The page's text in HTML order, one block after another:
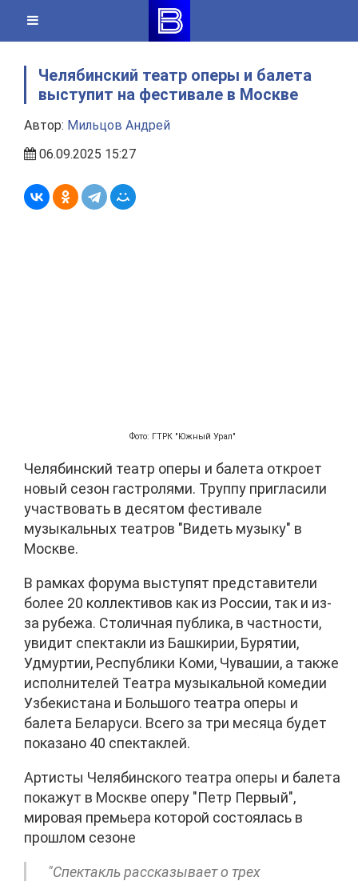
content
Челябинский театр оперы и балета
выступит на фестивале в Москве
Автор: Мильцов Андрей
06.09.2025 15:27
Фото: ГТРК "Южный Урал"
Челябинский театр оперы и балета откроет
новый сезон гастролями. Труппу пригласили
участвовать в десятом фестивале
музыкальных театров "Видеть музыку" в
Москве.
В рамках форума выступят представители
более 20 коллективов как из России, так и из-
за рубежа. Столичная публика, в частности,
увидит спектакли из Башкирии, Бурятии,
Удмуртии, Республики Коми, Чувашии, а также
исполнителей Театра музыкальной комедии
Узбекистана и Большого театра оперы и
балета Беларуси. Всего за три месяца будет
показано 40 спектаклей.
Артисты Челябинского театра оперы и балета
покажут в Москве оперу "Петр Первый",
мировая премьера которой состоялась в
прошлом сезоне
"Спектакль рассказывает о трех